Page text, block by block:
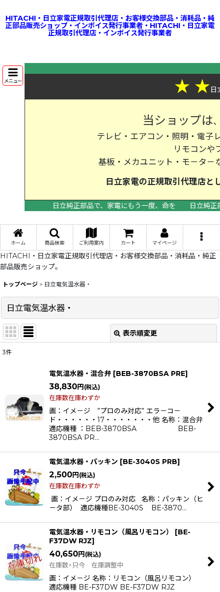
HITACHI・日立家電正規取引代理店・お客様交換部品・消耗品・純
正部品販売ショップ・インボイス発行事業者・HITACHI・日立家電
正規取引代理店・インボイス発行事業者
メニュー ★ ★日
当ショップは
テレビ・エアコン・照明・電子
リモコンや
基板・メカユニット・モ－タ－
日立家電の正規取引代理店
日立純正部品で、家電にもう一度、命を
日立純
ホーム 商品検索 ご利用案内 カート マイページ
HITACHI・日立家電正規取引代理店・お客様交換部品・消耗品・純正
部品販売ショップ。
トップページ > 日立電気温水器・
日立電気温水器・
表示順変更
在庫あり
絞り込む
3件
電気温水器・混合弁 [BEB-3870BSA PRE]
38,830円 (税込)
在庫数在庫わずか
画：イメ－ジ ”プロのみ対応” エラ－コ－
ド・・・・・・17・・・・・・・他 名称：混合弁
適応機種 ：BEB-3870BSA BEB-
3870BSA PR…
電気温水器・パッキン [BE-3040S PRB]
2,500円 (税込)
在庫数在庫わずか
画：イメ－ジ プロのみ対応 名称：パッキン（ヒ
－タ部） 適応機種BE-3040S BE-3870…
電気温水器・リモコン（風呂リモコン） [BE-
F37DW RJZ]
40,650円 (税込)
在庫数×只今 在庫調整中
画：イメ－ジ 名称：リモコン（風呂リモコン）
適応機種 BE-F37DW BE-F37DW RJZ